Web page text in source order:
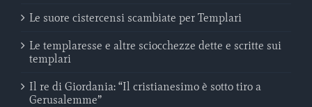
Le suore cistercensi scambiate per Templari
Le templaresse e altre sciocchezze dette e scritte sui
templari
Il re di Giordania: “Il cristianesimo è sotto tiro a
Gerusalemme”